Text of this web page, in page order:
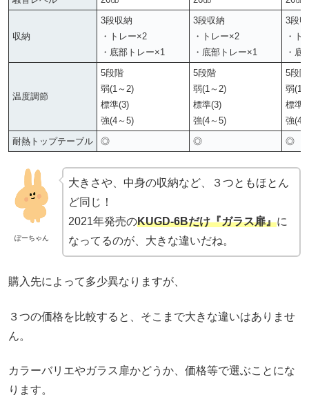
収納
3段収納
・トレー×2
・底部トレー×1
3段収納
・トレー×2
・底部トレー×1
3段
・ト
・底
温度調節
5段階
弱(1～2)
標準(3)
強(4～5)
5段階
弱(1～2)
標準(3)
強(4～5)
5段階
弱(1
標準
強(4
耐熱トップテーブル
◎ ◎ ◎
ぽーちゃん
大きさや、中身の収納など、３つともほとん
ど同じ！
2021年発売のKUGD-6Bだけ『ガラス扉』に
なってるのが、大きな違いだね。
購入先によって多少異なりますが、
３つの価格を比較すると、そこまで大きな違いはありませ
ん。
カラーバリエやガラス扉かどうか、価格等で選ぶことにな
ります。